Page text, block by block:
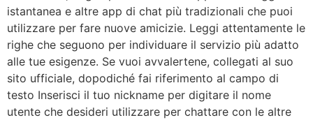
istantanea e altre app di chat più tradizionali che puoi
utilizzare per fare nuove amicizie. Leggi attentamente le
righe che seguono per individuare il servizio più adatto
alle tue esigenze. Se vuoi avvalertene, collegati al suo
sito ufficiale, dopodiché fai riferimento al campo di
testo Inserisci il tuo nickname per digitare il nome
utente che desideri utilizzare per chattare con le altre